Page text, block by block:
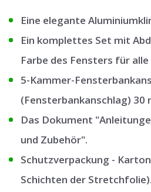
Eine elegante
Ein komplettes Set mit
Farbe des Fensters für
5-Kammer-
(Fensterbankanschlag) 30
Das Dokument
und Zubehör".
Schutzverpackung -
Schichten der